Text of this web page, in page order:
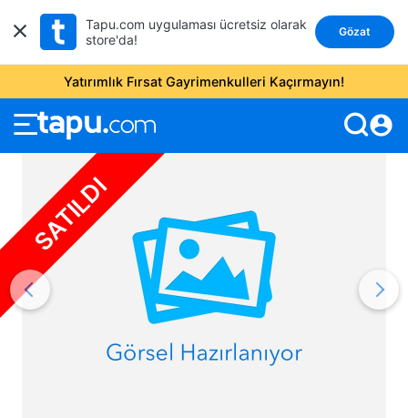
Tapu.com uygulaması ücretsiz olarak
store'da!
Gözat
Yatırımlık Fırsat Gayrimenkulleri Kaçırmayın!
account_circle
SATILDI